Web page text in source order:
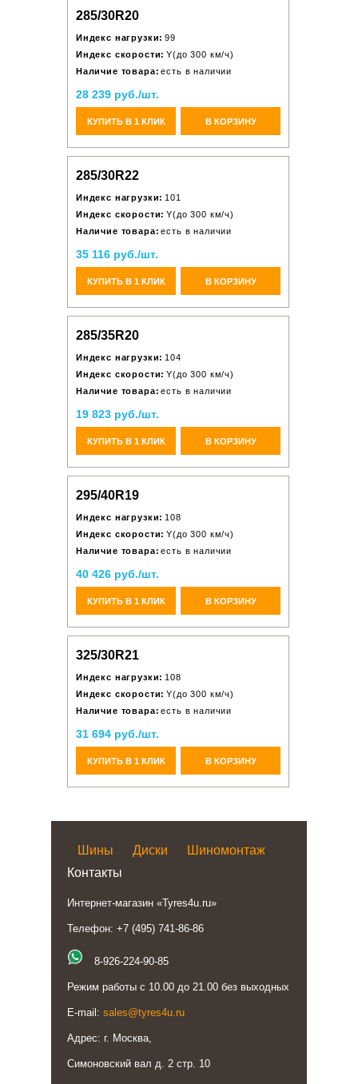
285/30R20
Индекс нагрузки: 99
Индекс скорости: Y(до 300 км/ч)
Наличие товара: есть в наличии
28 239 руб./шт.
КУПИТЬ В 1 КЛИК В КОРЗИНУ
285/30R22
Индекс нагрузки: 101
Индекс скорости: Y(до 300 км/ч)
Наличие товара: есть в наличии
35 116 руб./шт.
КУПИТЬ В 1 КЛИК В КОРЗИНУ
285/35R20
Индекс нагрузки: 104
Индекс скорости: Y(до 300 км/ч)
Наличие товара: есть в наличии
19 823 руб./шт.
КУПИТЬ В 1 КЛИК В КОРЗИНУ
295/40R19
Индекс нагрузки: 108
Индекс скорости: Y(до 300 км/ч)
Наличие товара: есть в наличии
40 426 руб./шт.
КУПИТЬ В 1 КЛИК В КОРЗИНУ
325/30R21
Индекс нагрузки: 108
Индекс скорости: Y(до 300 км/ч)
Наличие товара: есть в наличии
31 694 руб./шт.
КУПИТЬ В 1 КЛИК В КОРЗИНУ
Шины Диски
Шиномонтаж
Контакты
Интернет-магазин «Tyres4u.ru»
Телефон: +7 (495) 741-86-86
8-926-224-90-85
Режим работы с 10.00 до 21.00 без выходных
E-mail: sales@tyres4u.ru
Адрес: г. Москва,
Симоновский вал д. 2 стр. 10